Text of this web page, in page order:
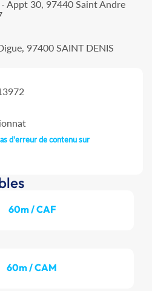
Appt 30, 97440 Saint Andre
97400 SAINT DENIS
d'erreur de contenu sur
60m / CAF
60m / CAM